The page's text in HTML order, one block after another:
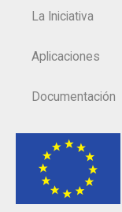
La Iniciativa
Aplicaciones
Documentación